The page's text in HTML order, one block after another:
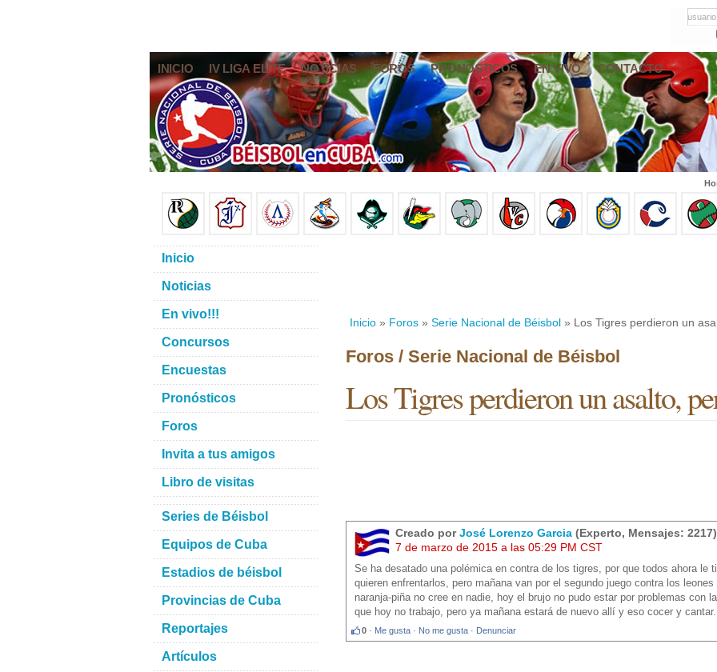
INICIO IV LIGA ELITE NOTICIAS FOROS PRONÓSTICOS EN VIVO CONTACTO
Inicio » Foros » Serie Nacional de Béisbol » Los Tigres perdieron un
Foros / Serie Nacional de Béisbol
Los Tigres perdieron un asalto,
Creado porJosé Lorenzo Garcia (Experto, Mensajes: 2217)
7 de marzo de 2015 a las 05:29 PM CST
Se ha desatado una polémica en contra de los tigres, por que todos ahora le
quieren enfrentarlos, pero mañana van por el segundo juego contra los
naranja-piña no cree en nadie, hoy el brujo no pudo estar por problemas con
que hoy no trabajo, pero ya mañana estará de nuevo allí y eso cocer y cantar.
0 · Me gusta · No me gusta · Denunciar
Inicio
Noticias
En vivo!!!
Concursos
Encuestas
Pronósticos
Foros
Invita a tus amigos
Libro de visitas
Series de Béisbol
Equipos de Cuba
Estadios de béisbol
Provincias de Cuba
Reportajes
Artículos